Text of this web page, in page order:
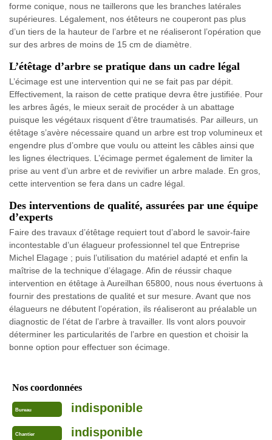
forme conique, nous ne taillerons que les branches latérales
supérieures. Légalement, nos étêteurs ne couperont pas plus
d’un tiers de la hauteur de l’arbre et ne réaliseront l’opération que
sur des arbres de moins de 15 cm de diamètre.
L’étêtage d’arbre se pratique dans un cadre légal
L’écimage est une intervention qui ne se fait pas par dépit.
Effectivement, la raison de cette pratique devra être justifiée. Pour
les arbres âgés, le mieux serait de procéder à un abattage
puisque les végétaux risquent d’être traumatisés. Par ailleurs, un
étêtage s’avère nécessaire quand un arbre est trop volumineux et
engendre plus d’ombre que voulu ou atteint les câbles ainsi que
les lignes électriques. L’écimage permet également de limiter la
prise au vent d’un arbre et de revivifier un arbre malade. En gros,
cette intervention se fera dans un cadre légal.
Des interventions de qualité, assurées par une équipe
d’experts
Faire des travaux d’étêtage requiert tout d’abord le savoir-faire
incontestable d’un élagueur professionnel tel que Entreprise
Michel Elagage ; puis l’utilisation du matériel adapté et enfin la
maîtrise de la technique d’élagage. Afin de réussir chaque
intervention en étêtage à Aureilhan 65800, nous nous évertuons à
fournir des prestations de qualité et sur mesure. Avant que nos
élagueurs ne débutent l’opération, ils réaliseront au préalable un
diagnostic de l’état de l’arbre à travailler. Ils vont alors pouvoir
déterminer les particularités de l’arbre en question et choisir la
bonne option pour effectuer son écimage.
Nos coordonnées
Bureau indisponible
Chantier indisponible